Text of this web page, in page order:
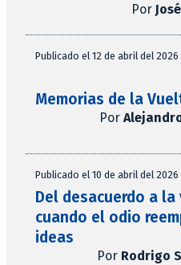
Por
Publicado el 12 de abril del 2026
Memorias de la
Por
Publicado el 10 de abril del 2026
Del desacuerdo a
cuando el odio
ideas
Por Rodrigo